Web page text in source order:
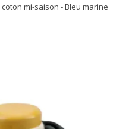
mi-saison - Bleu marine